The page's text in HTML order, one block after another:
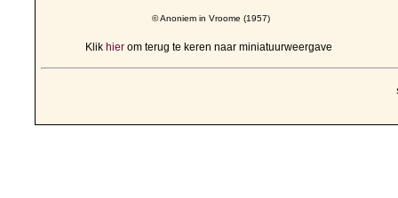
© Anoniem in Vroome (1957)
Klik hier om terug te keren naar miniatuurweergave